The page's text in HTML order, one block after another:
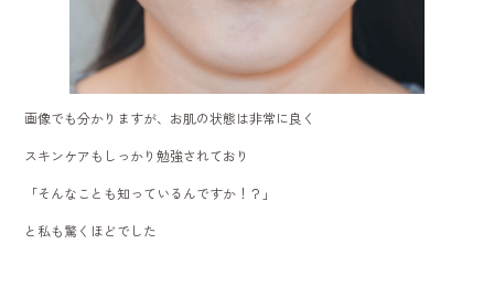
画像でも分かりますが、お肌の状態は非常に良く
スキンケアもしっかり勉強されており
「そんなことも知っているんですか！？」
と私も驚くほどでした